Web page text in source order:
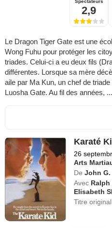
2,9
Le Dragon Tiger Gate est une
Wong Fuhu pour protéger les
triades. Celui-ci a eu deux fils
différentes. Lorsque sa mère
aile par Ma Kun, un chef de
Luosha Gate. Au fil des années, ...
Karaté
26
Arts
De John
Avec Ralph
Elisabeth
Titre